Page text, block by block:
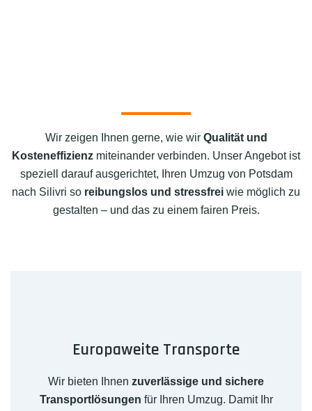
Wir zeigen Ihnen gerne, wie wir Qualität und
Kosteneffizienz miteinander verbinden. Unser Angebot ist
speziell darauf ausgerichtet, Ihren Umzug von Potsdam
nach Silivri so reibungslos und stressfrei wie möglich zu
gestalten – und das zu einem fairen Preis.
Europaweite Transporte
Wir bieten Ihnen zuverlässige und sichere
Transportlösungen für Ihren Umzug. Damit Ihr